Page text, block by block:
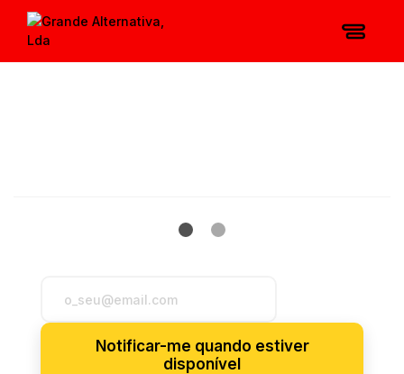
Notificar-me quando estiver
disponível